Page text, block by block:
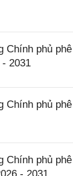
phủ
- 2031
phủ
phủ